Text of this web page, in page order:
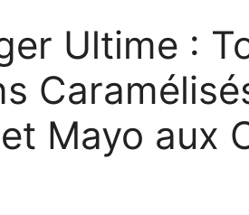
Ultime :
Mayo aux